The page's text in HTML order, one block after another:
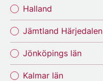
Halland
Jämtland Härjedalen
Jönköpings län
Kalmar län